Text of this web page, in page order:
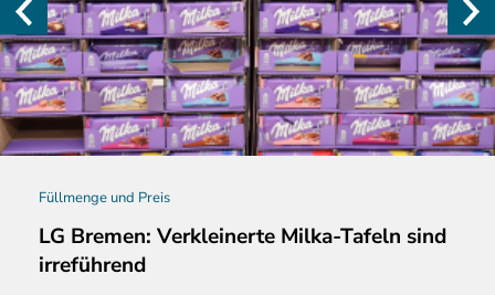
Füllmenge und Preis
LG Bremen: Verkleinerte Milka-Tafeln sind
irreführend